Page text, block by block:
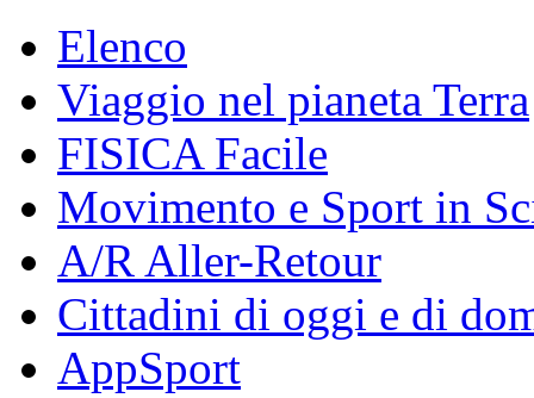
Elenco
Viaggio nel pianeta Terra
FISICA Facile
Movimento e Sport in
A/R Aller-Retour
Cittadini di oggi e di
AppSport